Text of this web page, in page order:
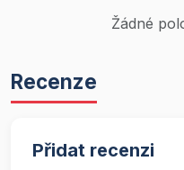
Žádné
Recenze
Přidat recenzi